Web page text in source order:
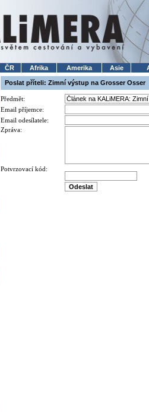
ČR Afrika Amerika Asie
Poslat příteli: Zimní výstup na Grosser Osser
Předmět:
Email příjemce:
Email odesílatele:
Zpráva:
Potvrzovací kód: